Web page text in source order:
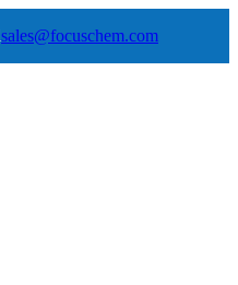
sales@focuschem.com